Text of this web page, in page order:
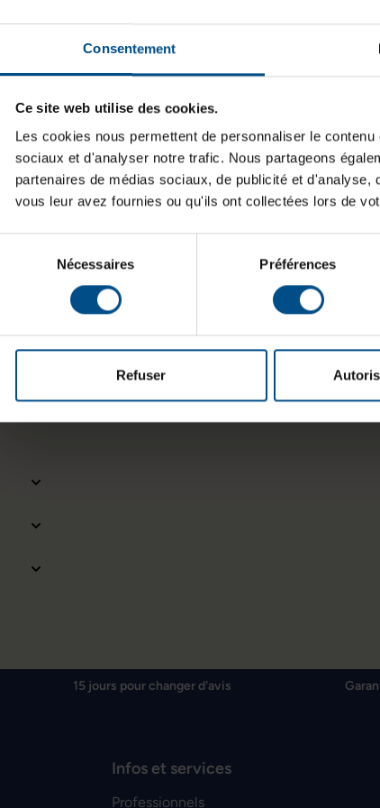
Consentement
Ce site web utilise des cookies.
Les cookies nous permettent de personnaliser le
sociaux et d'analyser notre trafic. Nous partageons
partenaires de médias sociaux, de publicité et
vous leur avez fournies ou qu'ils ont collectées lors de
consentement
Nécessaires Préférences
Refuser
15 jours pour changer d'avis
Infos et services
Professionnels